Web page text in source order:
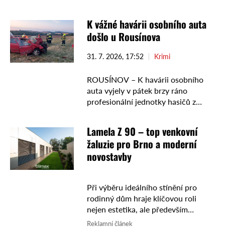
střeše mimo silnici. Řidičku …K vážné havárii osobního auta
došlo u Rousínova
31. 7. 2026, 17:52 Krimi
ROUSÍNOV – K havárii osobního
auta vyjely v pátek brzy ráno
profesionální jednotky hasičů z
Habrovan a Rousínova. Událost
dočasně omezovala další …
Lamela Z 90 – top venkovní
žaluzie pro Brno a moderní
novostavby
Při výběru ideálního stínění pro
rodinný dům hraje klíčovou roli
nejen estetika, ale především
funkčnost a schopnost odolat
Reklamní článek